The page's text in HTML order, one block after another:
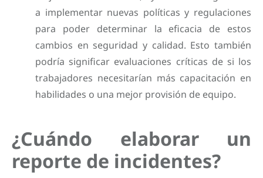
a implementar nuevas políticas y regulaciones
para poder determinar la eficacia de estos
cambios en seguridad y calidad. Esto también
podría significar evaluaciones críticas de si los
trabajadores necesitarían más capacitación en
habilidades o una mejor provisión de equipo.
¿Cuándo elaborar un
reporte de incidentes?